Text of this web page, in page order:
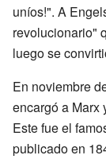
uníos!". A
revolucionario"
luego se
En noviembre
encargó a Marx
Este fue el
publicado en